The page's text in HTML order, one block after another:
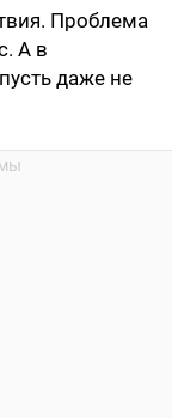
Проблема
А в
даже не